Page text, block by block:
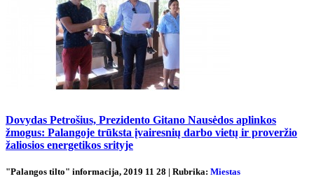
Dovydas Petrošius, Prezidento Gitano Nausėdos aplinkos
žmogus: Palangoje trūksta įvairesnių darbo vietų ir proveržio
žaliosios energetikos srityje
"Palangos tilto" informacija, 2019 11 28 | Rubrika: Miestas